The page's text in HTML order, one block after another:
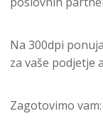
Na 300dpi
za vaše podjetje
Zagotovimo vam: